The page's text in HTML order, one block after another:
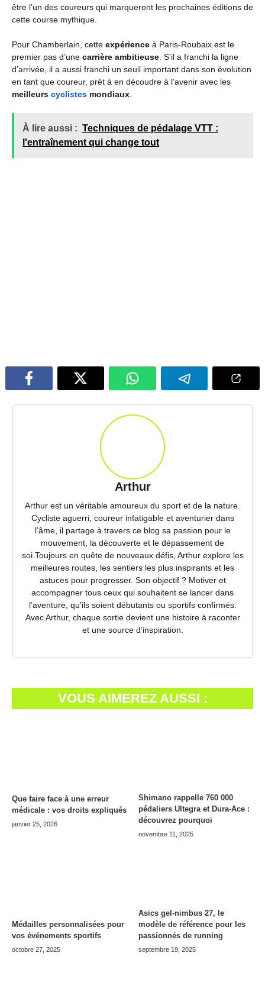
être l’un des coureurs qui marqueront les prochaines éditions de
cette course mythique.
Pour Chamberlain, cette expérience à Paris-Roubaix est le
premier pas d’une carrière ambitieuse . S’il a franchi la ligne
d’arrivée, il a aussi franchi un seuil important dans son évolution
en tant que coureur, prêt à en découdre à l’avenir avec les
meilleurs cyclistes mondiaux
À lire aussi : Techniques de pédalage VTT :
l'entraînement qui change tout
Arthur
Arthur est un véritable amoureux du sport et de la nature.
Cycliste aguerri, coureur infatigable et aventurier dans
l’âme, il partage à travers ce blog sa passion pour le
mouvement, la découverte et le dépassement de
soi.Toujours en quête de nouveaux défis, Arthur explore les
meilleures routes, les sentiers les plus inspirants et les
astuces pour progresser. Son objectif ? Motiver et
accompagner tous ceux qui souhaitent se lancer dans
l’aventure, qu’ils soient débutants ou sportifs confirmés.
Avec Arthur, chaque sortie devient une histoire à raconter
et une source d’inspiration.
VOUS AIMEREZ AUSSI :
Que faire face à une erreur
médicale : vos droits expliqués
janvier 25, 2026
Shimano rappelle 760 000
pédaliers Ultegra et Dura-Ace :
découvrez pourquoi
novembre 11, 2025
Médailles personnalisées pour
vos événements sportifs
octobre 27, 2025
Asics gel-nimbus 27, le
modèle de référence pour les
passionnés de running
septembre 19, 2025